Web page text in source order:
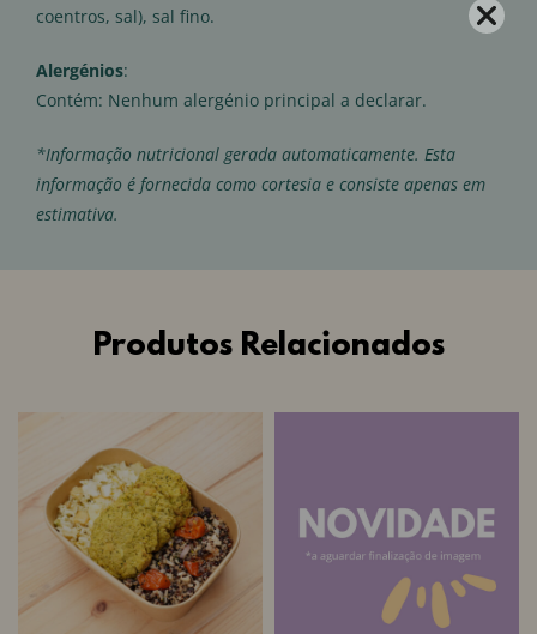
coentros, sal), sal fino.
Alergénios:
Contém: Nenhum alergénio principal a declarar.
*Informação nutricional gerada automaticamente. Esta
informação é fornecida como cortesia e consiste apenas em
estimativa.
Produtos Relacionados